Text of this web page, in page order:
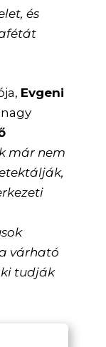
és
Evgeni
már nem
várható
ki tudják